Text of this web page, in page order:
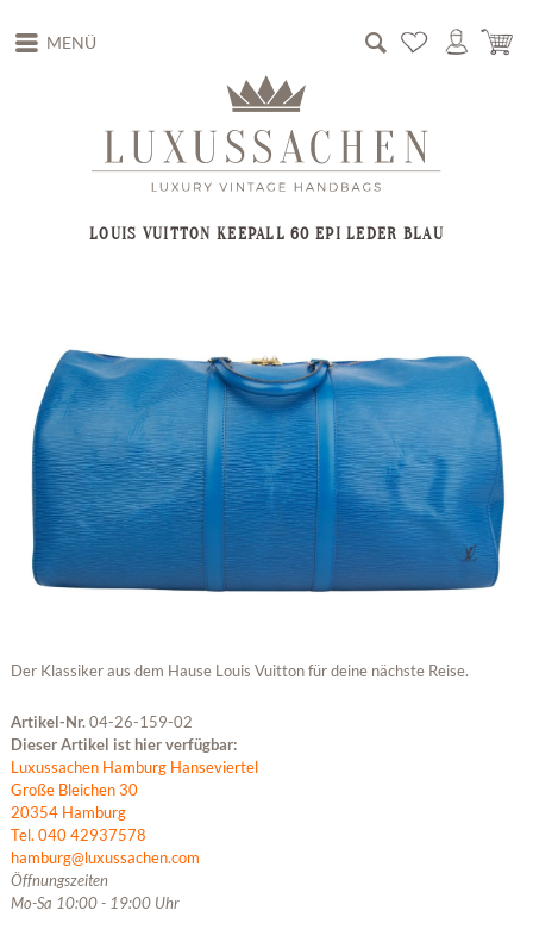
MENÜ
LOUIS VUITTON KEEPALL 60 EPI LEDER BLAU
Der Klassiker aus dem Hause Louis Vuitton für deine nächste Reise.
Artikel-Nr.04-26-159-02
Dieser Artikel ist hier verfügbar:
Luxussachen Hamburg Hanseviertel
Große Bleichen 30
20354 Hamburg
Tel. 040 42937578
hamburg@luxussachen.com
Öffnungszeiten
Mo-Sa 10:00 - 19:00 Uhr